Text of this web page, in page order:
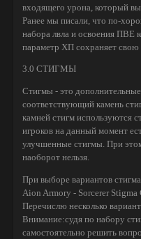
входящего урона, который
Ранее мы писали, что по-
набора лвла и освоения ПВЕ
параметр ХП сохраняет свою
3.0 СТИГМЫ
Стигмы - это дополнительные
соответствующий камень
камней стигм используются
игроков на данный момент
улучшенные стигмы. При
наоборот нельзя.
При выборе вариантов
Aion Armory - Sorcerer
Перечислю несколько
Внимание:судя по набору
самостоятельно решить